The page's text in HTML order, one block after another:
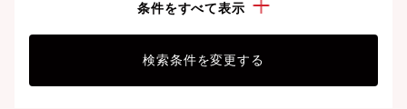
条件をすべて表示
検索条件を変更する